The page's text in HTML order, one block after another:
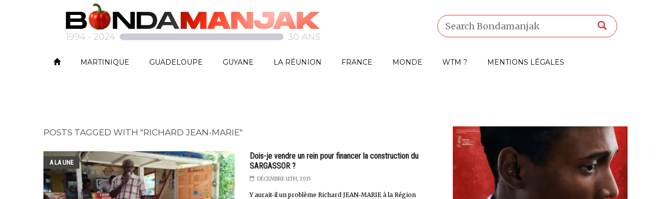
MARTINIQUE GUADELOUPE GUYANE LA RÉUNION FRANCE MONDE WTM ? MENTIONS LÉGALES
POSTS TAGGED WITH "RICHARD JEAN-MARIE"
A LA UNE
Dois-je vendre un rein pour financer la construction du
SARGASSOR ?
DÉCEMBRE 11TH, 2015
Y aurait-il un problème Richard JEAN-MARIE à la Région